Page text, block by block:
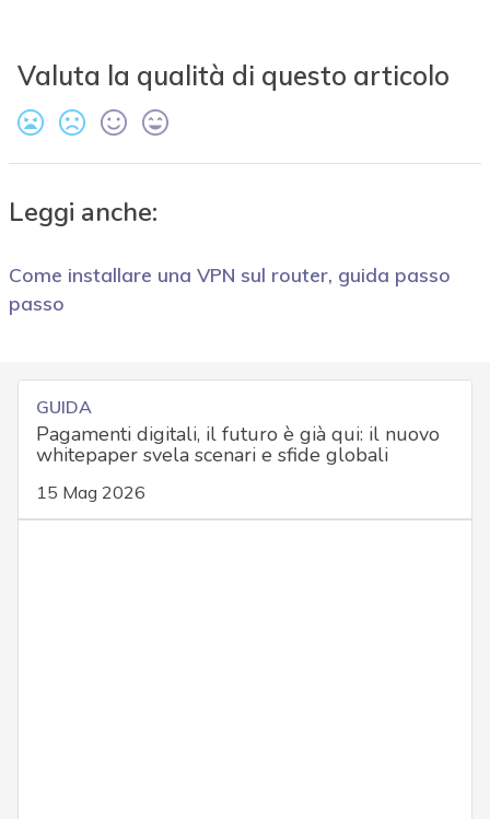
Valuta la qualità di questo articolo
Leggi anche:
Come installare una VPN sul router, guida passo
passo
GUIDA
Pagamenti digitali, il futuro è già qui: il nuovo
whitepaper svela scenari e sfide globali
15 Mag 2026